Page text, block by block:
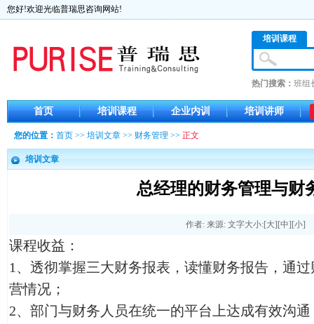
您好!欢迎光临普瑞思咨询网站!
培训课程
热门搜索： 班组
首页 培训课程 企业内训 培训讲师
您的位置： 首页 >> 培训文章 >> 财务管理 >> 正文
培训文章
总经理的财务管理与财
作者: 来源: 文字大小:[大][中][小]
课程收益：
1、透彻掌握三大财务报表，读懂财务报告，通
营情况；
2、部门与财务人员在统一的平台上达成有效沟通